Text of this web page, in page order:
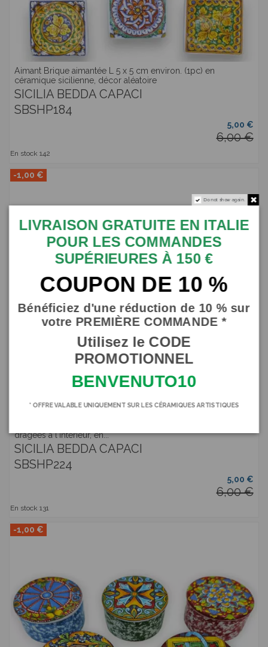
Aimant Brique aimantée L 5 x 5 cm environ. (1pc) en
céramique sicilienne, décor aléatoire
SICILIA BEDDA CAPACI
SBSHP184
5,00 €
6,00 €
En stock 142
-1,00 €
dragées à l'intérieur, en...
SICILIA BEDDA CAPACI
SBSHP224
5,00 €
6,00 €
En stock 131
-1,00 €
Do not show again.
LIVRAISON GRATUITE EN ITALIE
POUR LES COMMANDES
SUPÉRIEURES À 150 €
COUPON DE 10 %
Bénéficiez d'une réduction de 10 % sur
votre PREMIÈRE COMMANDE *
Utilisez le CODE
PROMOTIONNEL
BENVENUTO10
* OFFRE VALABLE UNIQUEMENT SUR LES CÉRAMIQUES ARTISTIQUES